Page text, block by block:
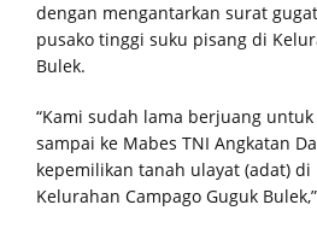
dengan mengantarkan surat
pusako tinggi suku pisang di
Bulek.
“Kami sudah lama berjuang
sampai ke Mabes TNI Angkatan
kepemilikan tanah ulayat (adat)
Kelurahan Campago Guguk